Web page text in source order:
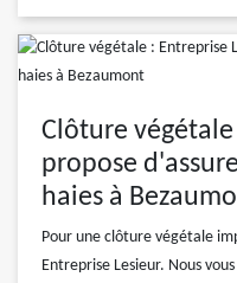
Clôture
propose
haies à
Pour une clôture végétale
Entreprise Lesieur. Nous